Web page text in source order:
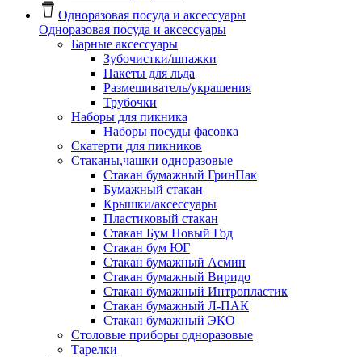
Одноразовая посуда и аксессуары
Одноразовая посуда и аксессуары
Барные аксессуары
Зубочистки/шпажки
Пакеты для льда
Размешиватель/украшения
Трубочки
Наборы для пикника
Наборы посуды фасовка
Скатерти для пикников
Стаканы,чашки одноразовые
Cтакан бумажный ГринПак
Бумажный стакан
Крышки/аксессуары
Пластиковый стакан
Стакан Бум Новый Год
Стакан бум ЮГ
Стакан бумажный Асмин
Стакан бумажный Виридо
Стакан бумажный Интропластик
Стакан бумажный Л-ПАК
Стакан бумажный ЭКО
Столовые приборы одноразовые
Тарелки